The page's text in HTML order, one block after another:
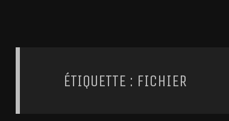
ÉTIQUETTE : FICHIER